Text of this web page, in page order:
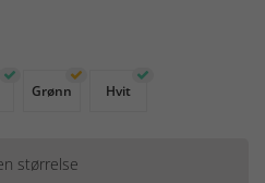
Grønn Hvit
størrelse